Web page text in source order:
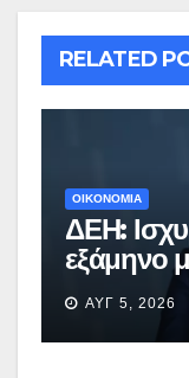
RELATED
ΟΙΚΟΝΟΜΙΑ
ΔΕΗ:
εξάμηνο
EBITDA
ΑΥΓ 5, 2026